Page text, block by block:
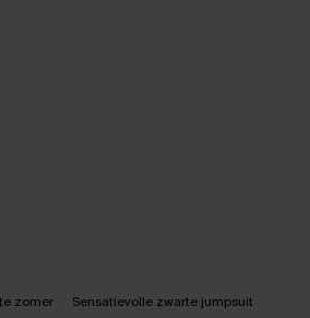
zomer Sensatievolle zwarte jumpsuit